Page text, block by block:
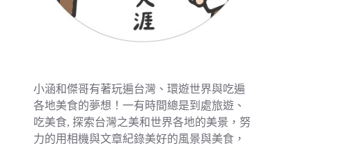
小涵和傑哥有著玩遍台灣、環遊世界與吃遍
各地美食的夢想！一有時間總是到處旅遊、
吃美食, 探索台灣之美和世界各地的美景，努
力的用相機與文章紀錄美好的風景與美食，